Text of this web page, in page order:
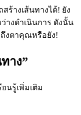
ร้างเส้นทางได้! ยัง
างดำเนินการ ดังนั้น
งตาคุณหรือยัง!
าง”
นรู้เพิ่มเติม